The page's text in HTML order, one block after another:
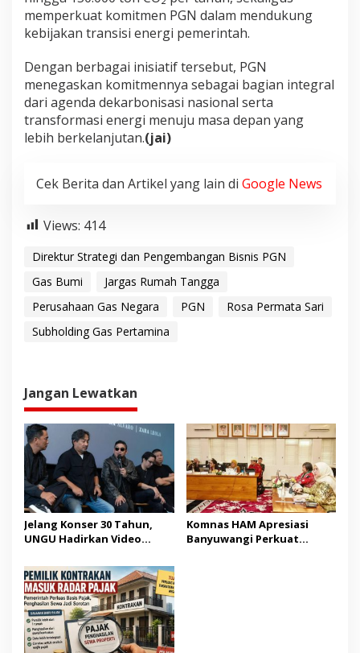
memperkuat komitmen PGN dalam mendukung
kebijakan transisi energi pemerintah.
Dengan berbagai inisiatif tersebut, PGN
menegaskan komitmennya sebagai bagian integral
dari agenda dekarbonisasi nasional serta
transformasi energi menuju masa depan yang
lebih berkelanjutan.(jai)
Cek Berita dan Artikel yang lain di Google News
Views: 414
Direktur Strategi dan Pengembangan Bisnis PGN
Gas Bumi
Jargas Rumah Tangga
Perusahaan Gas Negara
PGN
Rosa Permata Sari
Subholding Gas Pertamina
Jangan Lewatkan
Jelang Konser 30 Tahun,
UNGU Hadirkan Video
Komnas HAM Apresiasi
Banyuwangi Perkuat